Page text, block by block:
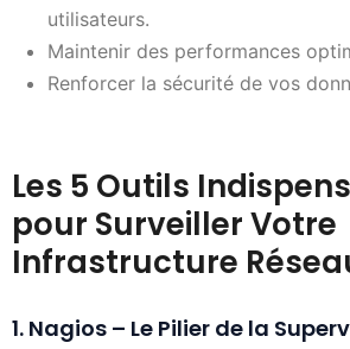
utilisateurs.
Maintenir des performances
Renforcer la sécurité de vos
Les 5 Outils
pour Surveiller Votre
Infrastructure
1. Nagios – Le Pilier de la